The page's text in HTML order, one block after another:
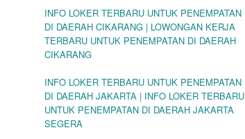
INFO LOKER TERBARU UNTUK PENEMPATAN
DI DAERAH CIKARANG | LOWONGAN KERJA
TERBARU UNTUK PENEMPATAN DI DAERAH
CIKARANG
INFO LOKER TERBARU UNTUK PENEMPATAN
DI DAERAH JAKARTA | INFO LOKER TERBARU
UNTUK PENEMPATAN DI DAERAH JAKARTA
SEGERA